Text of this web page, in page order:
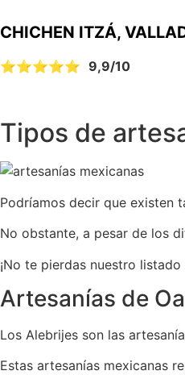
CHICHEN ITZÁ,
⭐⭐⭐⭐⭐ 9,9/10
Tipos de
Podríamos decir que existen
No obstante, a pesar de los
¡No te pierdas nuestro
Artesanías de
Los Alebrijes son las
Estas artesanías mexicanas